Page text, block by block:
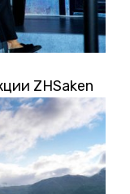
ZHSaken